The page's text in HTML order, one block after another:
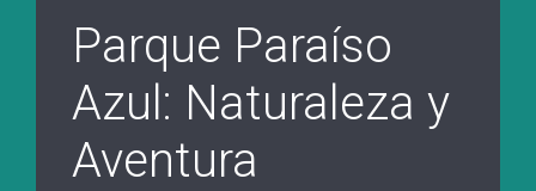
Parque Paraíso
Azul: Naturaleza y
Aventura